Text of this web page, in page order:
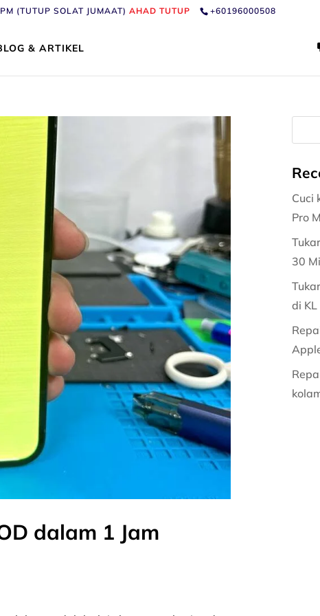
(TUTUP SOLAT JUMAAT)AHAD TUTUP +60196000508
& ARTIKEL
dalam 1 Jam
Cuci
Pro
30
di KL